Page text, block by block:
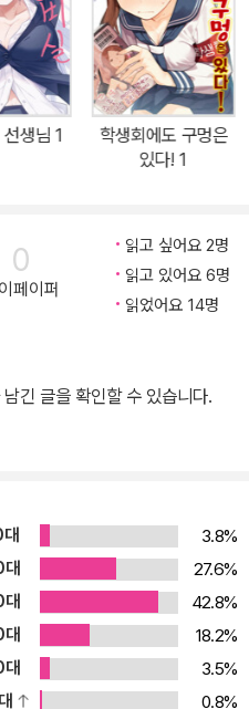
생님 1
학생회에도 구멍은
있다! 1
0
페이퍼
읽고 싶어요 2명
읽고 있어요 6명
읽었어요 14명
긴 글을 확인할 수 있습니다.
3.8%
27.6%
42.8%
18.2%
3.5%
0.8%